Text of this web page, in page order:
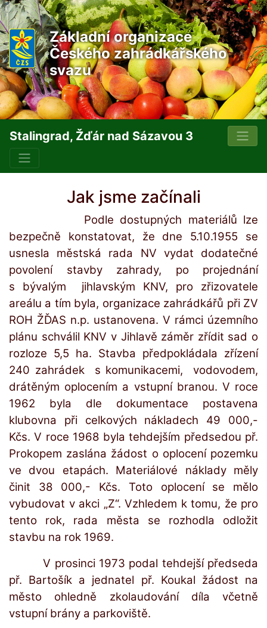
Základní organizace
Českého zahrádkářského
svazu
Stalingrad, Žďár nad Sázavou 3
Jak jsme začínali
Podle dostupných materiálů lze
bezpečně konstatovat, že dne 5.10.1955 se
usnesla městská rada NV vydat dodatečné
povolení stavby zahrady, po projednání
s bývalým
jihlavským KNV, pro zřizovatele
areálu a tím byla, organizace zahrádkářů při ZV
ROH ŽĎAS n.p. ustanovena. V rámci územního
plánu schválil KNV v Jihlavě záměr zřídit sad o
rozloze 5,5 ha. Stavba předpokládala zřízení
240 zahrádek
s komunikacemi,
vodovodem,
drátěným oplocením a vstupní branou. V roce
1962 byla dle dokumentace postavena
klubovna při celkových nákladech 49 000,-
Kčs. V roce 1968 byla tehdejším předsedou př.
Prokopem zaslána žádost o oplocení pozemku
ve dvou etapách. Materiálové náklady měly
činit 38 000,- Kčs. Toto oplocení se mělo
vybudovat v akci „Z“. Vzhledem k tomu, že pro
tento rok, rada města se rozhodla odložit
stavbu na rok 1969.
V prosinci 1973 podal tehdejší předseda
př. Bartošík a jednatel př. Koukal žádost na
město ohledně zkolaudování díla včetně
vstupní brány a parkoviště.